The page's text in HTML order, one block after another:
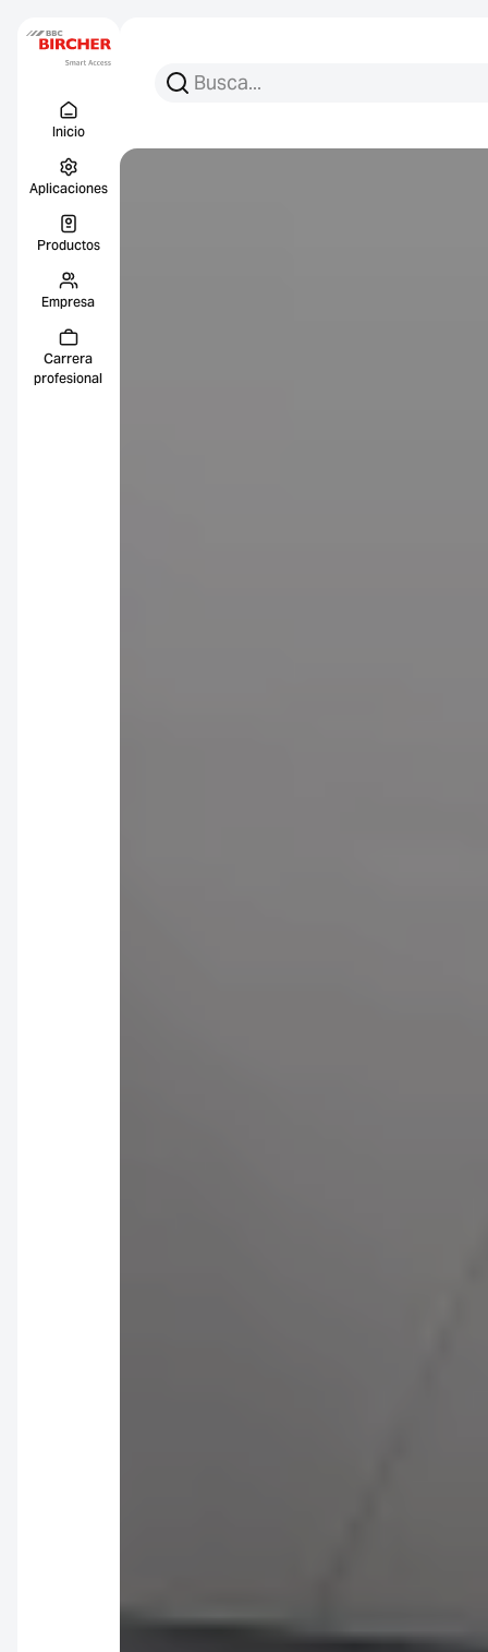
Inicio
Aplicaciones
Productos
Empresa
Carrera
profesional
Busca:
Busca en